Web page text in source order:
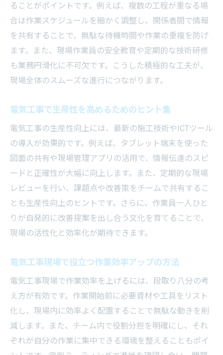
ることがポイントです。例えば、複数の工程が重なる場
合は作業スケジュールを細かく調整し、関係者間で情報
を共有することで、無駄な待機時間や作業の重複を防げ
ます。また、現場作業員の安全教育や定期的な技術研修
も業務円滑化に不可欠です。こうした積極的な工夫が、
現場全体のスムーズな進行につながります。
電気工事で生産性を高めるためのヒント集
電気工事の生産性向上には、最新の施工技術やICTツール
の導入が効果的です。例えば、タブレット端末を使った
図面の共有や現場管理アプリの活用で、情報伝達のスピ
ードと正確性が大幅に向上します。また、定期的な現場
レビューを行い、課題点や改善策をチームで共有するこ
とも生産性向上のヒントです。さらに、作業員一人ひと
りが自発的に改善提案を出し合う文化を育てることで、
現場の活性化と効率化が期待できます。
電気工事現場で役立つ作業効率アップの方法
電気工事現場で作業効率を上げるには、段取り八分の考
え方が有効です。作業開始前に必要資材や工具をリスト
化し、現場内に効率よく配置することで無駄な動きを削
減します。また、チーム内で役割分担を明確にし、それ
ぞれが自分の作業に集中できる環境を整えることもポイ